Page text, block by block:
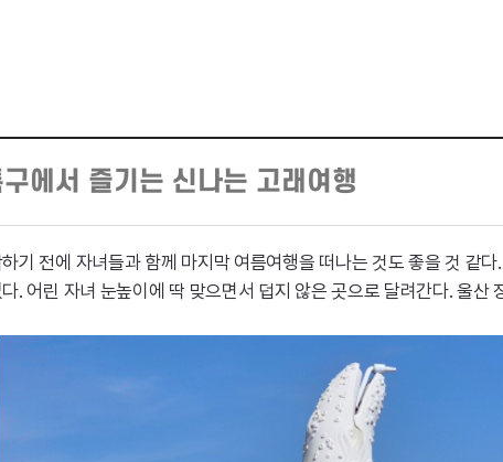
에서 즐기는 신나는 고래여행
기 전에 자녀들과 함께 마지막 여름여행을 떠나는 것도 좋을 것 같
. 어린 자녀 눈높이에 딱 맞으면서 덥지 않은 곳으로 달려간다. 울산